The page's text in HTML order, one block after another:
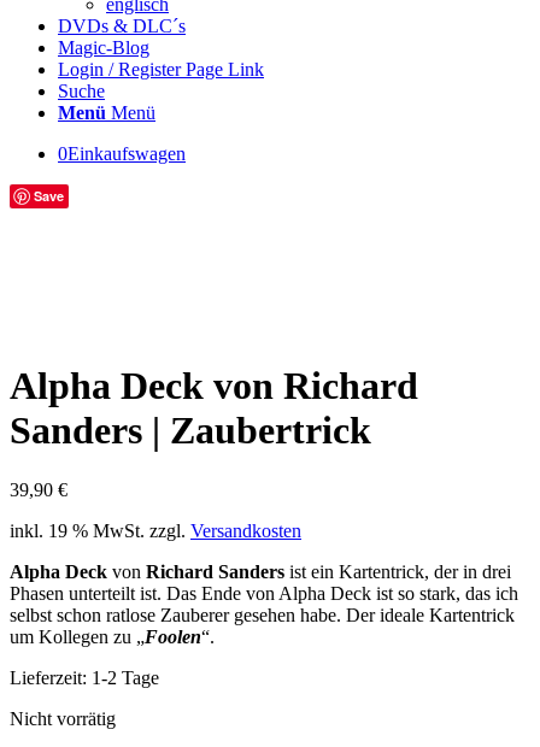
englisch
DVDs & DLC´s
Magic-Blog
Login / Register Page Link
Suche
Menü Menü
0Einkaufswagen
Save
Alpha Deck von Richard
Sanders | Zaubertrick
39,90 €
inkl. 19 % MwSt. zzgl. Versandkosten
Alpha Deck von Richard Sanders ist ein Kartentrick, der in drei
Phasen unterteilt ist. Das Ende von Alpha Deck ist so stark, das ich
selbst schon ratlose Zauberer gesehen habe. Der ideale Kartentrick
um Kollegen zu „Foolen“.
Lieferzeit: 1-2 Tage
Nicht vorrätig